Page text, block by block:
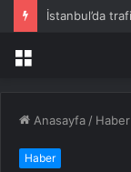
Menü
Anasayfa / Haber
Haber